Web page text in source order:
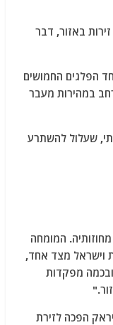
באזור, דבר
הפלגים החמושים
במהירות מעבר
שעלול להשתרע
המומחה
וישראל מצד אחד,
ובכמה מפקדות
הפכה לזירת